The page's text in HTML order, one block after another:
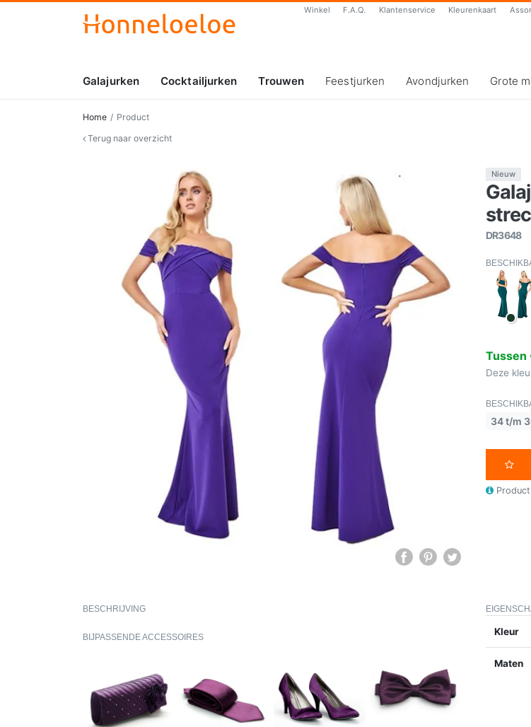
Winkel F.A.Q. Klantenservice Kleurenkaart
Galajurken Cocktailjurken Trouwen Feestjurken Avondjurken Grote
Home
Product
Terug naar overzicht
Nieuw
DR3648
Deze
34 t/m
BESCHRIJVING
BIJPASSENDE ACCESSOIRES Kleur
Maten